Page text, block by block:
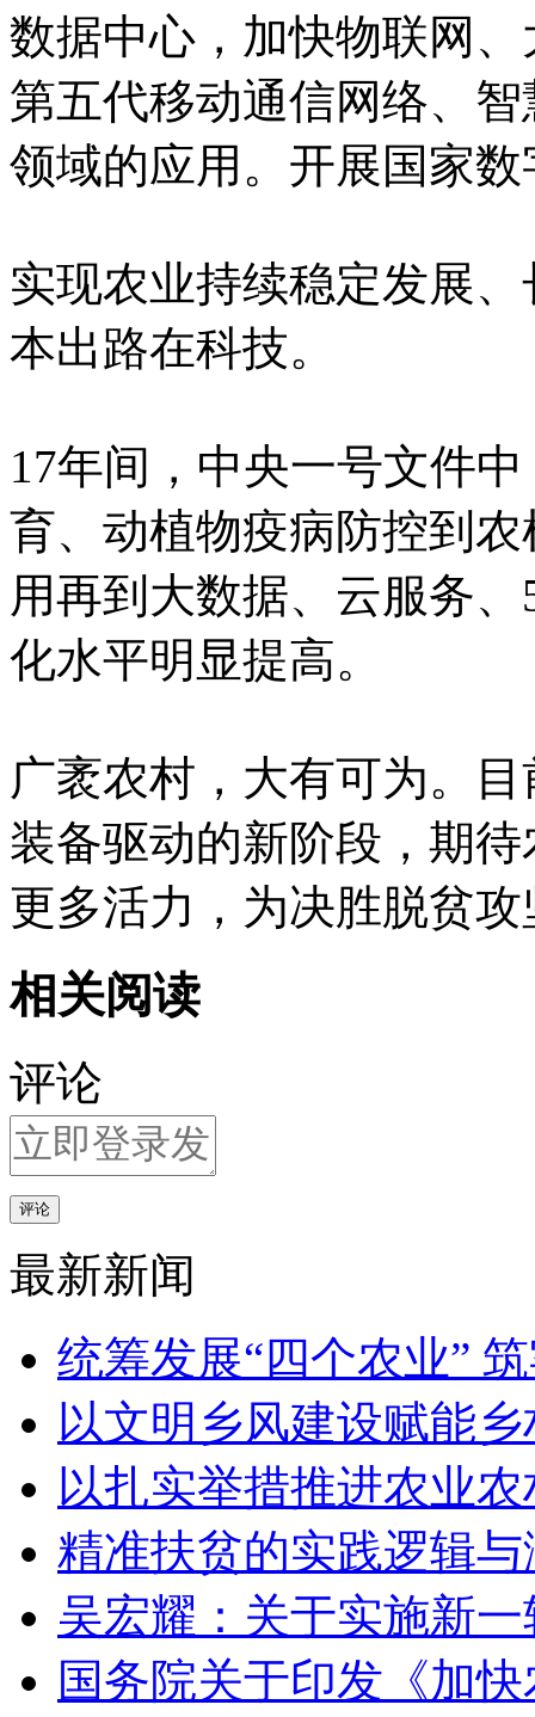
数据中心，加快物联网
第五代移动通信网络、
领域的应用。开展国家
实现农业持续稳定发展
本出路在科技。
17年间，中央一号文件
育、动植物疫病防控到
用再到大数据、云服务
化水平明显提高。
广袤农村，大有可为。
装备驱动的新阶段，期
更多活力，为决胜脱贫
相关阅读
评论
评论
最新新闻
统筹发展“四个农业”
以文明乡风建设赋能
以扎实举措推进农业
精准扶贫的实践逻辑
吴宏耀：关于实施新
国务院关于印发《加